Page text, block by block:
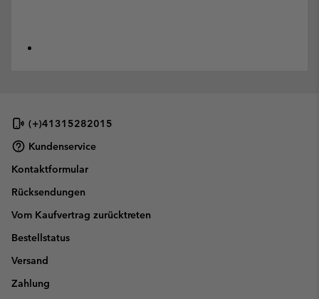
(+)41315282015
Kundenservice
Kontaktformular
Rücksendungen
Vom Kaufvertrag zurücktreten
Bestellstatus
Versand
Zahlung